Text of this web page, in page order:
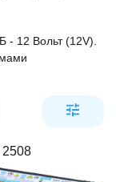
- 12 Вольт (12V).
2508